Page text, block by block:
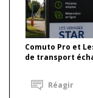
Comuto Pro et
de transport
Réagir